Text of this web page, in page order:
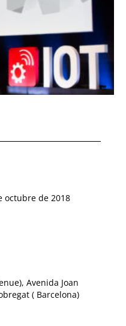
octubre de 2018
Avenida Joan
( Barcelona)